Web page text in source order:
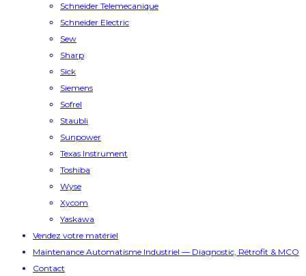
Schneider Telemecanique
Schneider Electric
Sew
Sharp
Sick
Siemens
Sofrel
Staubli
Sunpower
Texas Instrument
Toshiba
Wyse
Xycom
Yaskawa
Vendez votre matériel
Maintenance Automatisme Industriel — Diagnostic, Rétrofit & MCO
Contact